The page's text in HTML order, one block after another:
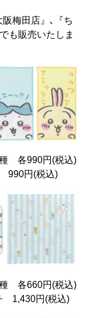
梅田店』､『ち
も販売いたしま
各990円(税込)
990円(税込)
各660円(税込)
1,430円(税込)